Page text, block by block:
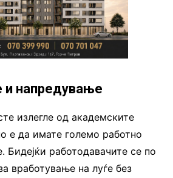
и напредување
излегле од академските
е да имате големо работно
Бидејќи работодавачите се по
вработување на луѓе без